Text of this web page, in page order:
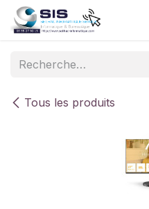
Se rendre au contenu
Tous les produits